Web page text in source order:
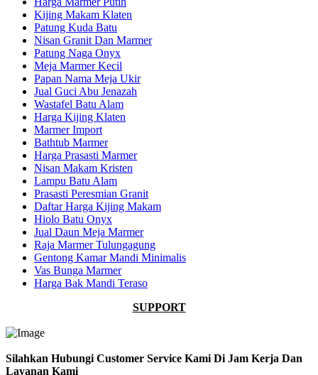
Kijing Makam Klaten
Patung Kuda Batu
Nisan Granit Dan Marmer
Patung Naga Onyx
Meja Marmer Kecil
Papan Nama Meja Ukir
Jual Guci Abu Jenazah
Wastafel Batu Alam
Harga Kijing Klaten
Marmer Import
Bathtub Marmer
Harga Prasasti Marmer
Nisan Makam Kristen
Lampu Batu Alam
Prasasti Peresmian Granit
Daftar Harga Kijing Makam
Hiolo Batu Onyx
Jual Daun Meja Marmer
Raja Marmer Tulungagung
Gentong Kamar Mandi Minimalis
Vas Bunga Marmer
Harga Bak Mandi Teraso
SUPPORT
Silahkan Hubungi Customer Service Kami Di Jam Kerja Dan
Layanan Kami